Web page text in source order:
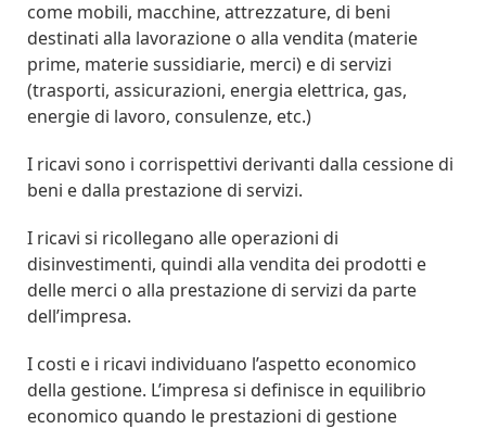
come mobili, macchine, attrezzature, di beni
destinati alla lavorazione o alla vendita (materie
prime, materie sussidiarie, merci) e di servizi
(trasporti, assicurazioni, energia elettrica, gas,
energie di lavoro, consulenze, etc.)
I ricavi sono i corrispettivi derivanti dalla cessione di
beni e dalla prestazione di servizi.
I ricavi si ricollegano alle operazioni di
disinvestimenti, quindi alla vendita dei prodotti e
delle merci o alla prestazione di servizi da parte
dell’impresa.
I costi e i ricavi individuano l’aspetto economico
della gestione. L’impresa si definisce in equilibrio
economico quando le prestazioni di gestione